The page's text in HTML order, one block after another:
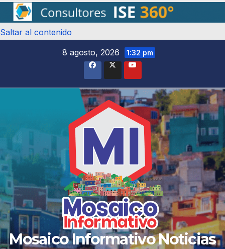
Saltar al contenido
8 agosto, 2026
1:32 pm
Mosaico Informativo Noticias